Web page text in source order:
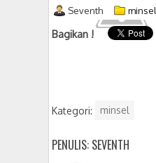
Seventh minsel
Bagikan !
Kategori: minsel
PENULIS: SEVENTH